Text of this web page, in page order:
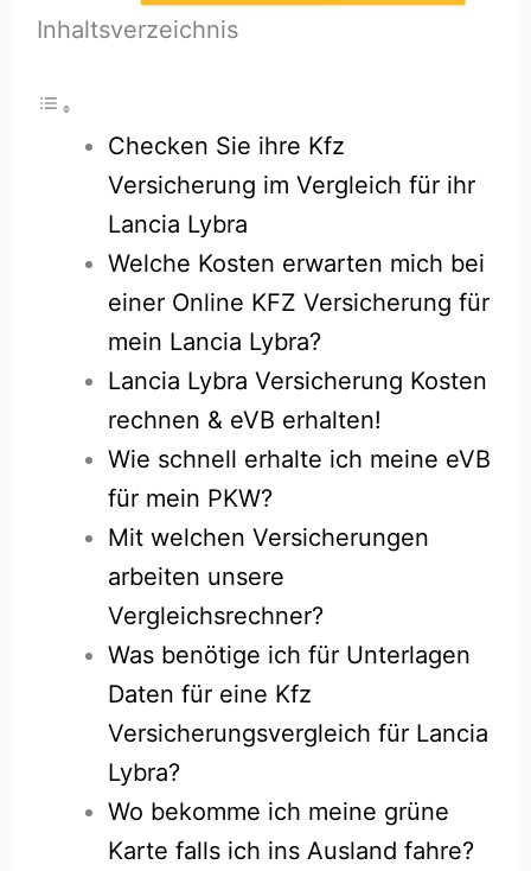
Inhaltsverzeichnis
Checken Sie ihre Kfz
Versicherung im Vergleich für ihr
Lancia Lybra
Welche Kosten erwarten mich bei
einer Online KFZ Versicherung für
mein Lancia Lybra?
Lancia Lybra Versicherung Kosten
rechnen & eVB erhalten!
Wie schnell erhalte ich meine eVB
für mein PKW?
Mit welchen Versicherungen
arbeiten unsere
Vergleichsrechner?
Was benötige ich für Unterlagen
Daten für eine Kfz
Versicherungsvergleich für Lancia
Lybra?
Wo bekomme ich meine grüne
Karte falls ich ins Ausland fahre?